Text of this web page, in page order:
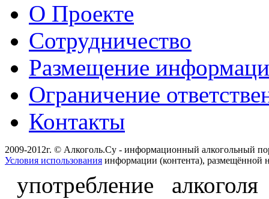
О Проекте
Сотрудничество
Размещение
Ограничение
Контакты
2009-2012г. © Алкоголь.Су - информационный алкогольный
Условия использования информации (контента), размещённой
употребление